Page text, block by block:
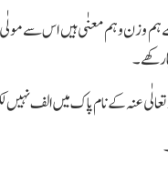
و ہم معنٰی ہیں اس سے مولٰی علی
رکھے۔
عنہ کے نام پاك میں الف نہیں